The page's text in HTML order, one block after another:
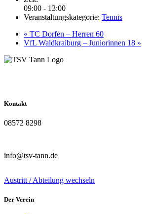
09:00 - 13:00
Veranstaltungskategorie: Tennis
« TC Dorfen – Herren 60
VfL Waldkraiburg – Juniorinnen 18 »
Kontakt
08572 8298
info@tsv-tann.de
Austritt / Abteilung wechseln
Der Verein